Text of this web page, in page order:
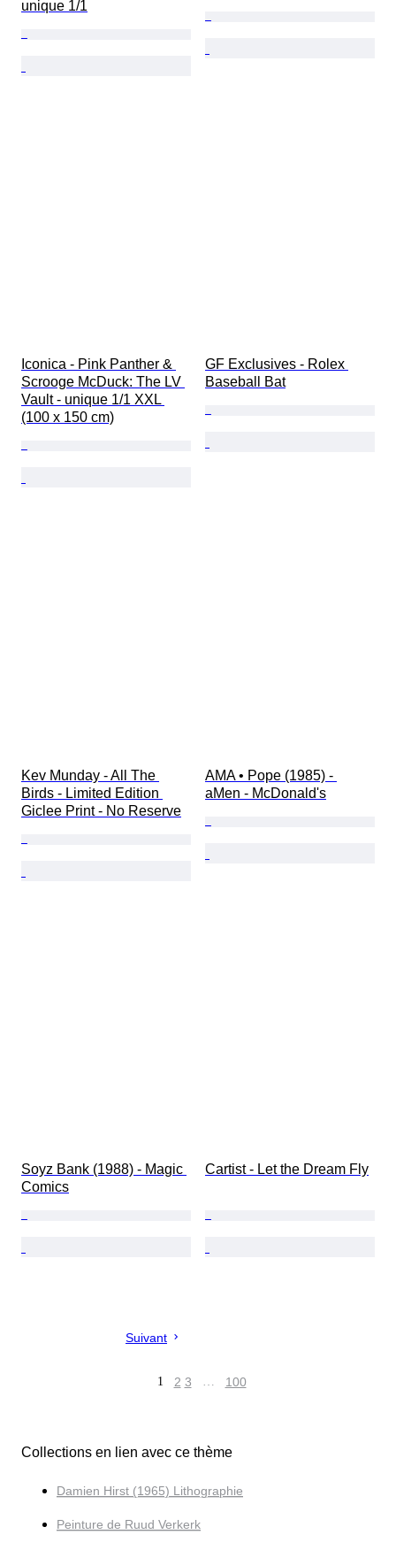
unique 1/1
Iconica - Pink Panther &
Scrooge McDuck: The LV
Vault - unique 1/1 XXL
(100 x 150 cm)
GF Exclusives - Rolex
Baseball Bat
Kev Munday - All The
Birds - Limited Edition
Giclee Print - No Reserve
AMA • Pope (1985) -
aMen - McDonald's
Soyz Bank (1988) - Magic
Comics
Cartist - Let the Dream Fly
Suivant
1 2 3 … 100
Collections en lien avec ce thème
Damien Hirst (1965) Lithographie
Peinture de Ruud Verkerk